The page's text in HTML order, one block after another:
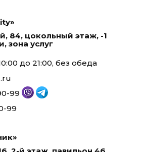
84, цокольный этаж, -1
зона услуг
до 21:00, без обеда
99
99